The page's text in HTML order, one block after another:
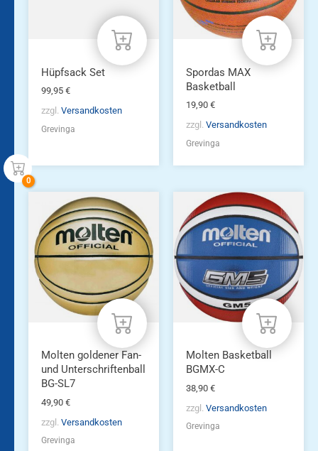
Hüpfsack Set
99,95 €
zzgl. Versandkosten
Grevinga
Spordas MAX
Basketball
19,90 €
zzgl. Versandkosten
Grevinga
Molten goldener Fan-
und Unterschriftenball
BG-SL7
49,90 €
zzgl. Versandkosten
Grevinga
Molten Basketball
BGMX-C
38,90 €
zzgl. Versandkosten
Grevinga